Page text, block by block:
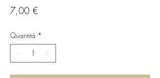
7,00 €
Quantità *